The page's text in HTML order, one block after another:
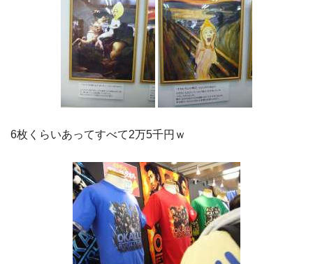
6枚くらいあってすべて2万5千円ｗ